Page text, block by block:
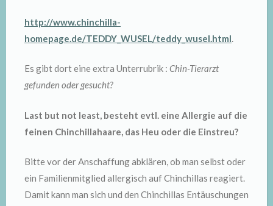
http://www.chinchilla-
homepage.de/TEDDY_WUSEL/teddy_wusel.html
Es gibt dort eine extra Unterrubrik : Chin-Tierarzt
gefunden oder gesucht?
Last but not least, besteht evtl. eine Allergie auf die
feinen Chinchillahaare, das Heu oder die Einstreu?
Bitte vor der Anschaffung abklären, ob man selbst oder
ein Familienmitglied allergisch auf Chinchillas reagiert.
Damit kann man sich und den Chinchillas Entäuschungen